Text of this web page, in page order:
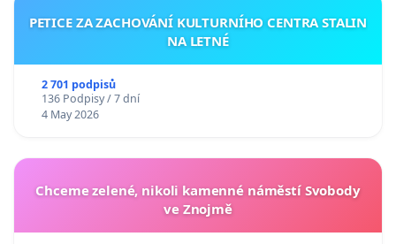
PETICE ZA ZACHOVÁNÍ KULTURNÍHO CENTRA STALIN
NA LETNÉ
2 701 podpisů
136 Podpisy / 7 dní
4 May 2026
Chceme zelené, nikoli kamenné náměstí Svobody
ve Znojmě